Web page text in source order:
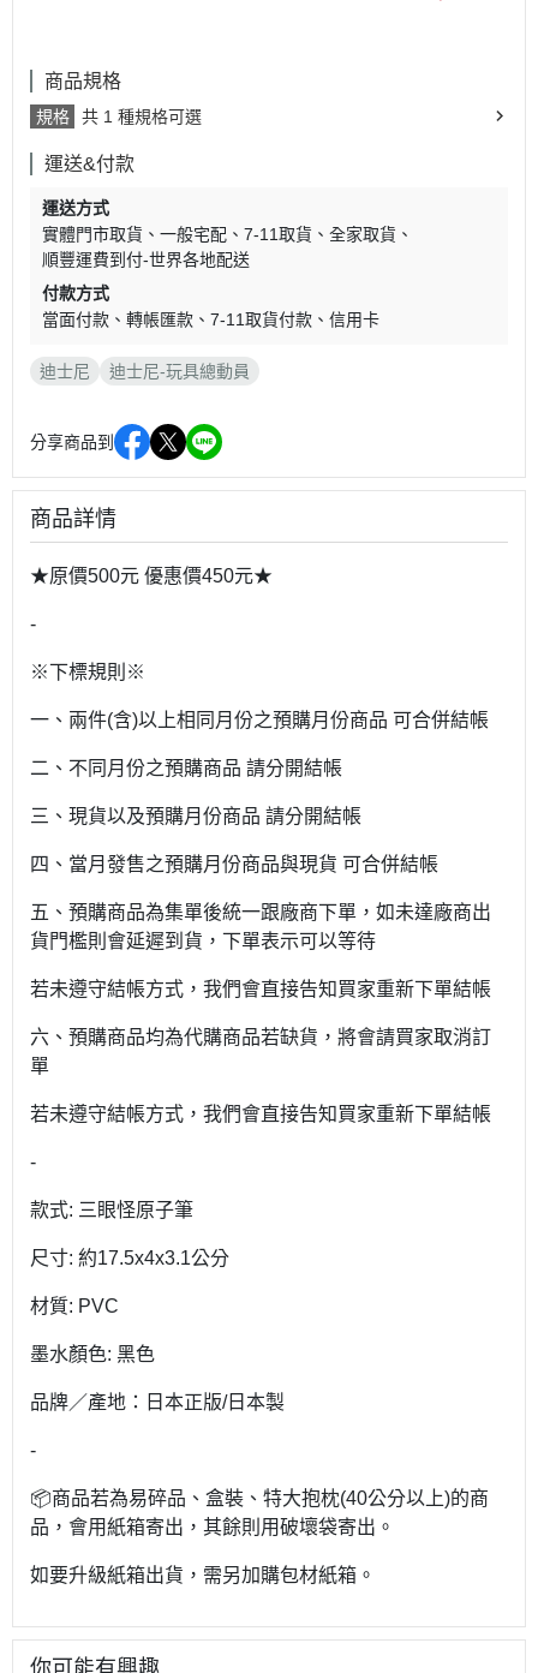
商品規格
規格 共 1 種規格可選
運送&付款
運送方式
實體門市取貨
一般宅配 7-11取貨
全家取貨
順豐運費到付-世界各地配送
付款方式
當面付款
轉帳匯款 7-11取貨付款 信用卡
迪士尼 迪士尼-玩具總動員
分享商品到
商品詳情
★原價500元 優惠價450元★
-
※下標規則※
一、兩件(含)以上相同月份之預購月份商品 可合併結帳
二、不同月份之預購商品 請分開結帳
三、現貨以及預購月份商品 請分開結帳
四、當月發售之預購月份商品與現貨 可合併結帳
五、預購商品為集單後統一跟廠商下單，如未達廠商出
貨門檻則會延遲到貨，下單表示可以等待
若未遵守結帳方式，我們會直接告知買家重新下單結帳
六、預購商品均為代購商品若缺貨，將會請買家取消訂
單
若未遵守結帳方式，我們會直接告知買家重新下單結帳
-
款式: 三眼怪原子筆
尺寸: 約17.5x4x3.1公分
材質: PVC
墨水顏色: 黑色
品牌／產地：日本正版/日本製
-
📦商品若為易碎品、盒裝、特大抱枕(40公分以上)的商
品，會用紙箱寄出，其餘則用破壞袋寄出。
如要升級紙箱出貨，需另加購包材紙箱。
你可能有興趣